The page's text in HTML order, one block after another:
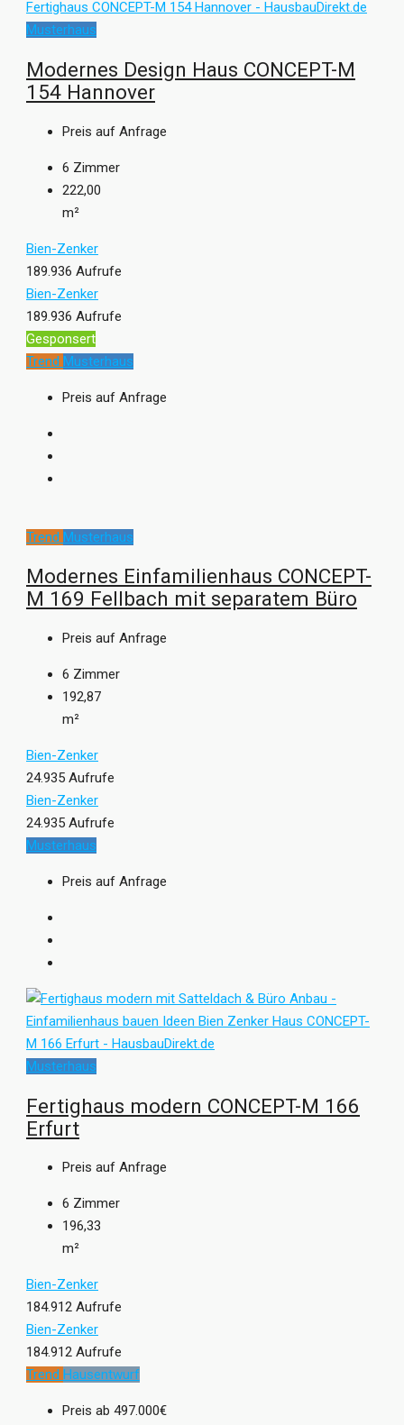
Musterhaus
Modernes Design Haus CONCEPT-M
154 Hannover
Preis auf Anfrage
6 Zimmer
222,00
m²
Bien-Zenker
189.936 Aufrufe
Bien-Zenker
189.936 Aufrufe
Gesponsert
Trend Musterhaus
Preis auf Anfrage
Trend Musterhaus
Modernes Einfamilienhaus CONCEPT-
M 169 Fellbach mit separatem Büro
Preis auf Anfrage
6 Zimmer
192,87
m²
Bien-Zenker
24.935 Aufrufe
Bien-Zenker
24.935 Aufrufe
Musterhaus
Preis auf Anfrage
Musterhaus
Fertighaus modern CONCEPT-M 166
Erfurt
Preis auf Anfrage
6 Zimmer
196,33
m²
Bien-Zenker
184.912 Aufrufe
Bien-Zenker
184.912 Aufrufe
Trend Hausentwurf
Preis ab 497.000€